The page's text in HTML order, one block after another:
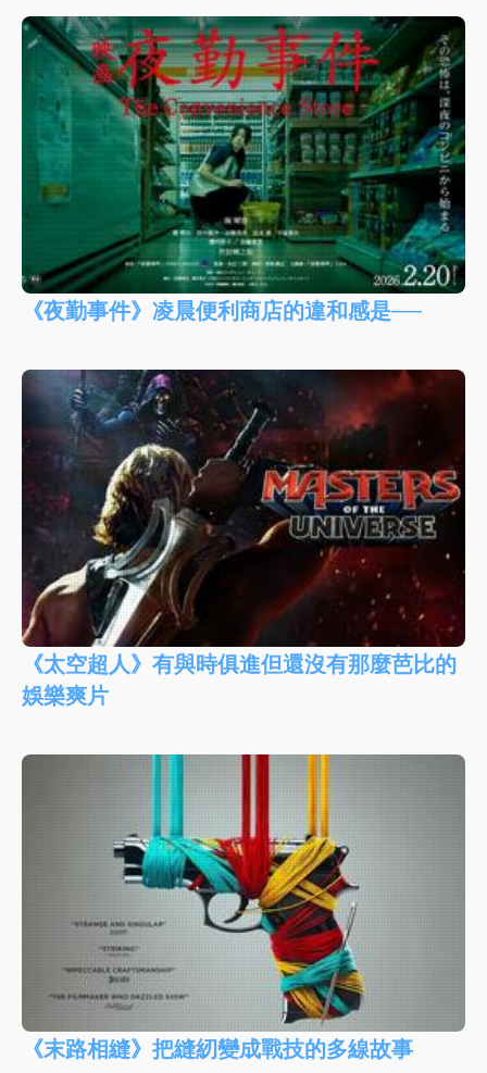
《夜勤事件》凌晨便利商店的違和感是──
《太空超人》有與時俱進但還沒有那麼芭比的
娛樂爽片
《末路相縫》把縫紉變成戰技的多線故事